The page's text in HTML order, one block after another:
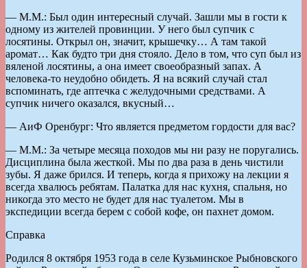
— М.М.: Был один интересный случай. Зашли мы в гости к
одному из жителей провинции. У него был супчик с
лосятины. Открыл он, значит, крышечку… А там такой
аромат… Как будто три дня стояло. Дело в том, что суп был из
вяленой лосятины, а она имеет своеобразный запах. А
человека-то неудобно обидеть. Я на всякий случай стал
вспоминать, где аптечка с желудочными средствами. А
супчик ничего оказался, вкусный…
— АиФ Оренбург: Что является предметом гордости для вас?
— М.М.: За четыре месяца походов мы ни разу не поругались.
Дисциплина была жесткой. Мы по два раза в день чистили
зубы. Я даже брился. И теперь, когда я прихожу на лекции я
всегда хвалюсь ребятам. Палатка для нас кухня, спальня, но
никогда это место не будет для нас туалетом. Мы в
экспедиции всегда берем с собой кофе, он пахнет домом.
Справка
Родился 8 октября 1953 года в селе Кузьминское Рыбновского